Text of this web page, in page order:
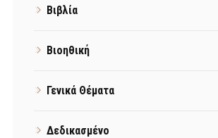
Βιβλία
Βιοηθική
Γενικά Θέματα
Δεδικασμένο